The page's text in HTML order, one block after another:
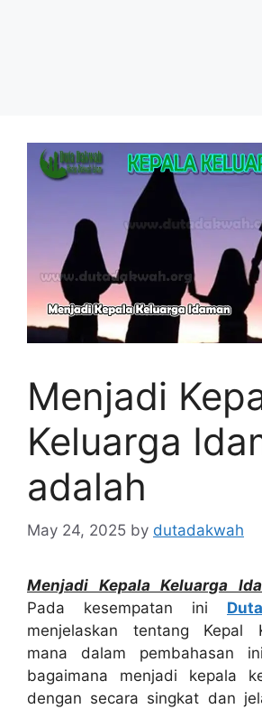
Menjadi
Keluarga
adalah
May 24, 2025 by dutadakwah
Menjadi Kepala Keluarga
Pada kesempatan ini
menjelaskan tentang Kepal
mana dalam pembahasan
bagaimana menjadi kepala
dengan secara singkat dan